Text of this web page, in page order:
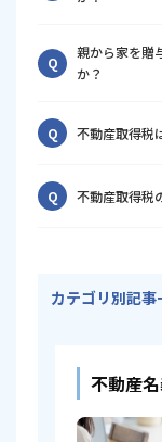
課税対象です。
課税されませ
した場合は課
Q
親から家を贈
か？
A
し、自己が居
Q 不動産取得税
A
税評価額を基
Q 不動産取得税
ページや窓
カテゴリ別記事
不動産